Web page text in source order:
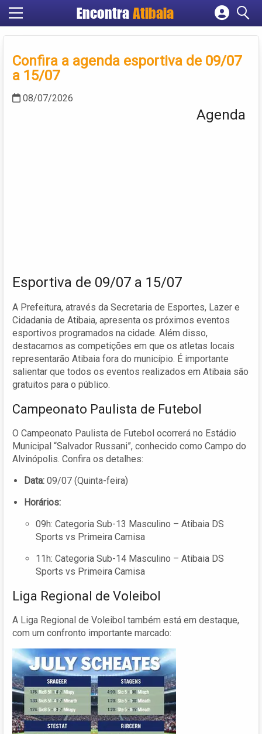
Encontra Atibaia
Cadastrar empresa
Criar conta
Confira a agenda esportiva de 09/07
a 15/07
08/07/2026
Agenda
Esportiva de 09/07 a 15/07
A Prefeitura, através da Secretaria de Esportes, Lazer e
Cidadania de Atibaia, apresenta os próximos eventos
esportivos programados na cidade. Além disso,
destacamos as competições em que os atletas locais
representarão Atibaia fora do município. É importante
salientar que todos os eventos realizados em Atibaia são
gratuitos para o público.
Campeonato Paulista de Futebol
O Campeonato Paulista de Futebol ocorrerá no Estádio
Municipal “Salvador Russani”, conhecido como Campo do
Alvinópolis. Confira os detalhes:
Data: 09/07 (Quinta-feira)
Horários:
09h: Categoria Sub-13 Masculino – Atibaia DS
Sports vs Primeira Camisa
11h: Categoria Sub-14 Masculino – Atibaia DS
Sports vs Primeira Camisa
Liga Regional de Voleibol
A Liga Regional de Voleibol também está em destaque,
com um confronto importante marcado: